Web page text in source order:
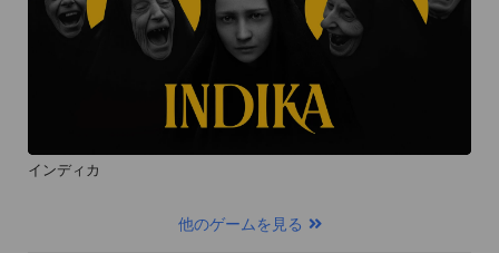
インディカ
他のゲームを見る